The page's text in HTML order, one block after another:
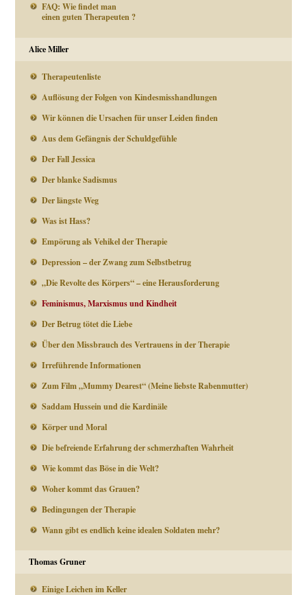
FAQ: Wie findet man
einen guten Therapeuten ?
Alice Miller
Therapeutenliste
Auflösung der Folgen von Kindesmisshandlungen
Wir können die Ursachen für unser Leiden finden
Aus dem Gefängnis der Schuldgefühle
Der Fall Jessica
Der blanke Sadismus
Der längste Weg
Was ist Hass?
Empörung als Vehikel der Therapie
Depression – der Zwang zum Selbstbetrug
„Die Revolte des Körpers“ – eine Herausforderung
Feminismus, Marxismus und Kindheit
Der Betrug tötet die Liebe
Über den Missbrauch des Vertrauens in der Therapie
Irreführende Informationen
Zum Film „Mummy Dearest“ (Meine liebste Rabenmutter)
Saddam Hussein und die Kardinäle
Körper und Moral
Die befreiende Erfahrung der schmerzhaften Wahrheit
Wie kommt das Böse in die Welt?
Woher kommt das Grauen?
Bedingungen der Therapie
Wann gibt es endlich keine idealen Soldaten mehr?
Thomas Gruner
Einige Leichen im Keller